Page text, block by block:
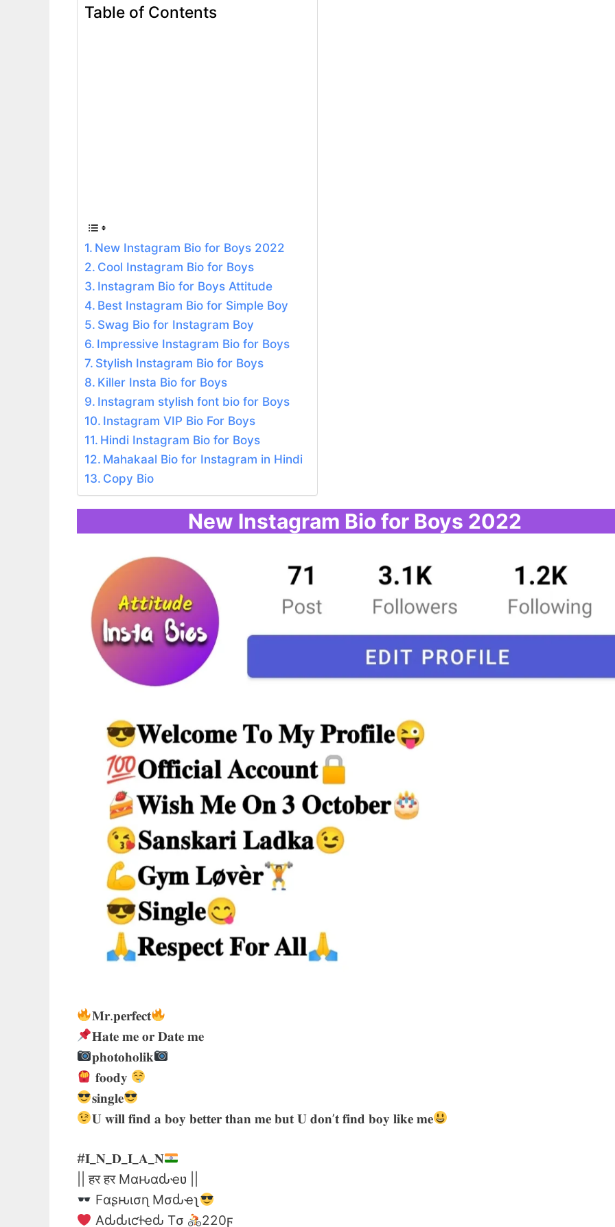
Table of Contents
New Instagram Bio for Boys 2022
Cool Instagram Bio for Boys
Instagram Bio for Boys Attitude
Best Instagram Bio for Simple Boy
Swag Bio for Instagram Boy
Impressive Instagram Bio for Boys
Stylish Instagram Bio for Boys
Killer Insta Bio for Boys
Instagram stylish font bio for Boys
Instagram VIP Bio For Boys
Hindi Instagram Bio for Boys
Mahakaal Bio for Instagram in Hindi
Copy Bio
New Instagram Bio for Boys 2022
𝐌𝐫.𝐩𝐞𝐫𝐟𝐞𝐜𝐭
𝐇𝐚𝐭𝐞 𝐦𝐞 𝐨𝐫 𝐃𝐚𝐭𝐞 𝐦𝐞
𝐩𝐡𝐨𝐭𝐨𝐡𝐨𝐥𝐢𝐤
𝐟𝐨𝐨𝐝𝐲
𝐬𝐢𝐧𝐠𝐥𝐞
𝐔 𝐰𝐢𝐥𝐥 𝐟𝐢𝐧𝐝 𝐚 𝐛𝐨𝐲 𝐛𝐞𝐭𝐭𝐞𝐫 𝐭𝐡𝐚𝐧 𝐦𝐞 𝐛𝐮𝐭 𝐔 𝐝𝐨𝐧’𝐭 𝐟𝐢𝐧𝐝 𝐛𝐨𝐲 𝐥𝐢𝐤𝐞 𝐦𝐞
#𝐈_𝐍_𝐃_𝐈_𝐀_𝐍
|| हर हर Mαԋαԃҽʋ ||
Fαʂԋισɳ Mσԃҽʅ
Aԃԃιƈƚҽԃ Tσ
220ϝ